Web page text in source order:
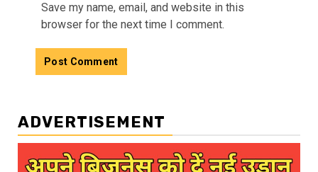
Save my name, email, and website in this
browser for the next time I comment.
ADVERTISEMENT